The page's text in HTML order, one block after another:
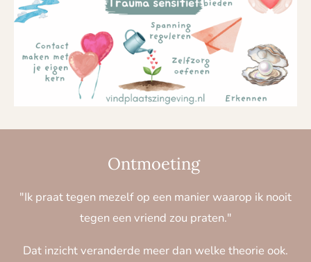
Ontmoeting
"Ik praat tegen mezelf op een manier waarop ik nooit
tegen een vriend zou praten."
Dat inzicht veranderde meer dan welke theorie ook.